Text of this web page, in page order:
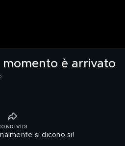
momento è arrivato
si dicono si!